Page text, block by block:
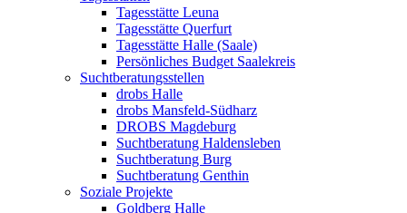
Tagesstätte Leuna
Tagesstätte Querfurt
Tagesstätte Halle (Saale)
Persönliches Budget Saalekreis
Suchtberatungsstellen
drobs Halle
drobs Mansfeld-Südharz
DROBS Magdeburg
Suchtberatung Haldensleben
Suchtberatung Burg
Suchtberatung Genthin
Soziale Projekte
Goldberg Halle